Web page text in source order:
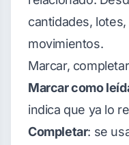
cantidades,
movimientos.
Marcar,
Marcar como
indica que ya lo
Completar: se